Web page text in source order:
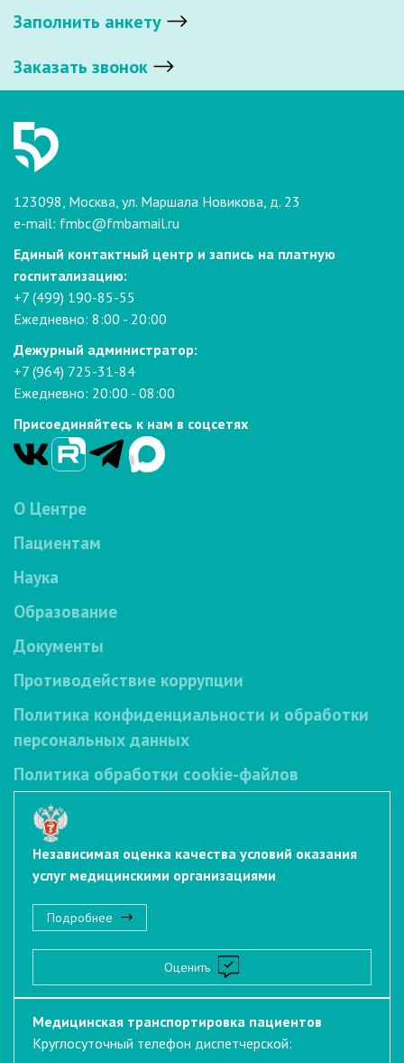
Заполнить анкету
Заказать звонок
123098, Москва, ул. Маршала Новикова, д. 23
e-mail: fmbc@fmbamail.ru
Единый контактный центр и запись на платную
госпитализацию:
+7 (499) 190-85-55
Ежедневно: 8:00 - 20:00
Дежурный администратор:
+7 (964) 725-31-84
Ежедневно: 20:00 - 08:00
Присоединяйтесь к нам в соцсетях
О Центре
Пациентам
Наука
Образование
Документы
Противодействие коррупции
Политика конфиденциальности и обработки
персональных данных
Политика обработки cookie-файлов
Независимая оценка качества условий оказания
услуг медицинскими организациями
Подробнее
Оценить
Медицинская транспортировка пациентов
Круглосуточный телефон диспетчерской: